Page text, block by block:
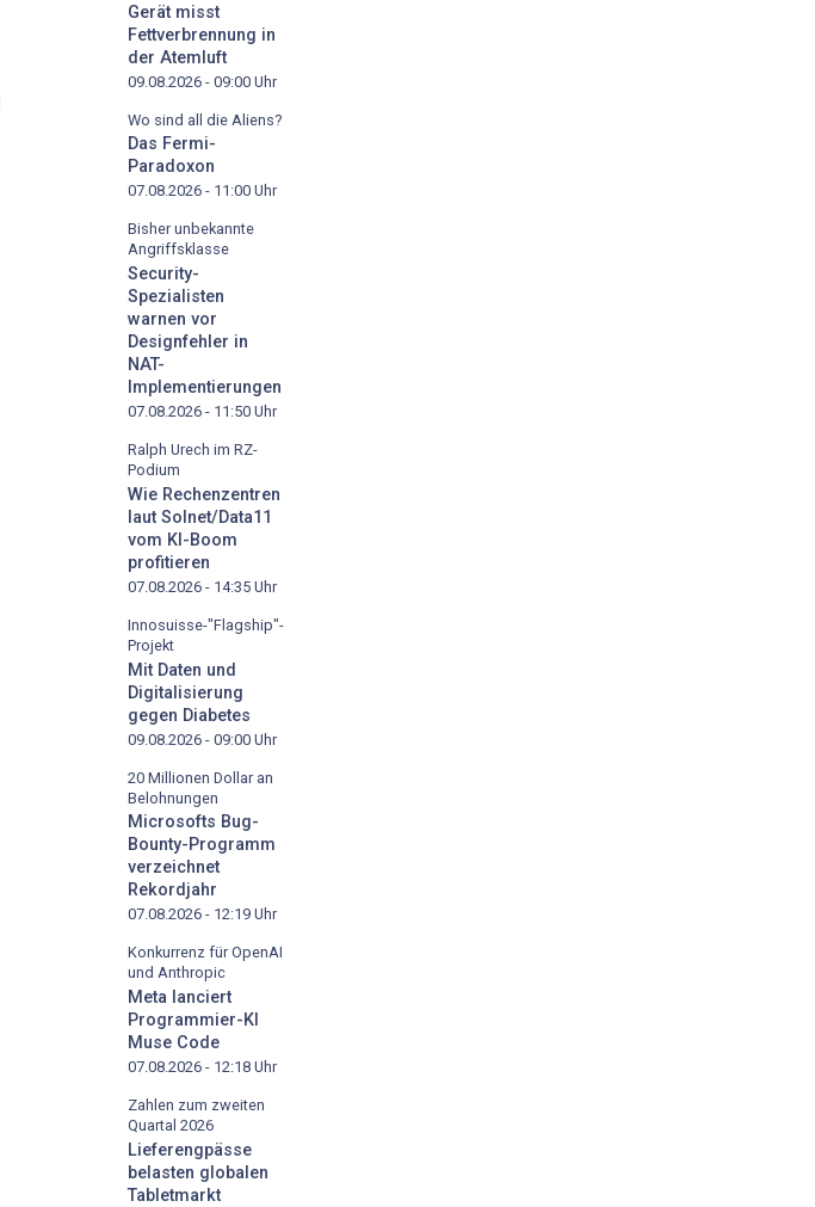
Gerät misst
Fettverbrennung in
der Atemluft
09.08.2026 - 09:00 Uhr
Wo sind all die Aliens?
Das Fermi-
Paradoxon
07.08.2026 - 11:00 Uhr
Bisher unbekannte
Angriffsklasse
Security-
Spezialisten
warnen vor
Designfehler in
NAT-
Implementierungen
07.08.2026 - 11:50 Uhr
Ralph Urech im RZ-
Podium
Wie Rechenzentren
laut Solnet/Data11
vom KI-Boom
profitieren
07.08.2026 - 14:35 Uhr
Innosuisse-"Flagship"-
Projekt
Mit Daten und
Digitalisierung
gegen Diabetes
09.08.2026 - 09:00 Uhr
20 Millionen Dollar an
Belohnungen
Microsofts Bug-
Bounty-Programm
verzeichnet
Rekordjahr
07.08.2026 - 12:19 Uhr
Konkurrenz für OpenAI
und Anthropic
Meta lanciert
Programmier-KI
Muse Code
07.08.2026 - 12:18 Uhr
Zahlen zum zweiten
Quartal 2026
Lieferengpässe
belasten globalen
Tabletmarkt